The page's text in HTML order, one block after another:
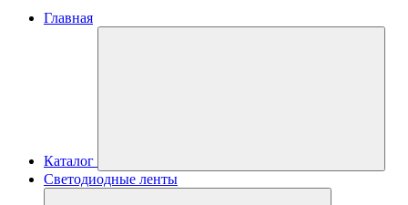
Главная
Каталог
Светодиодные ленты